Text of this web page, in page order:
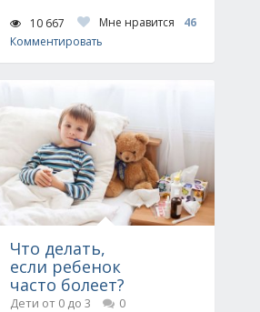
10 667 Мне нравится
46
Комментировать
Что делать,
если ребенок
часто болеет?
Дети от 0 до 3
0